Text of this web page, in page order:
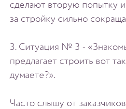
сделают вторую попытку и
за стройку сильно
3. Ситуация № 3 -
предлагает строить вот
думаете?».
Часто слышу от